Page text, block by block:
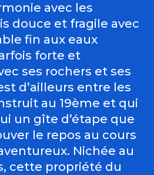
avec les
douce et fragile avec
fin aux eaux
forte et
ses rochers et ses
d’ailleurs entre les
au 19ème et qui
un gîte d’étape que
le repos au cours
Nichée au
cette propriété du